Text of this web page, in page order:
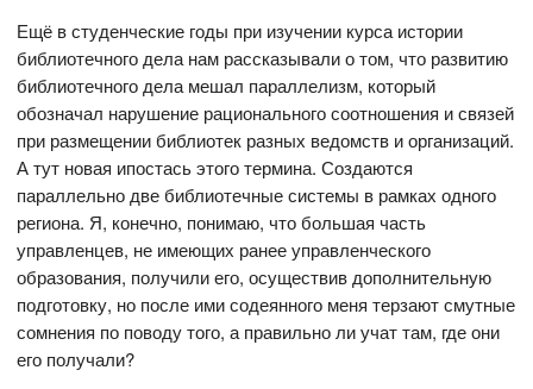
Ещё в студенческие годы при изучении курса истории
библиотечного дела нам рассказывали о том, что развитию
библиотечного дела мешал параллелизм, который
обозначал нарушение рационального соотношения и связей
при размещении библиотек разных ведомств и организаций.
А тут новая ипостась этого термина. Создаются
параллельно две библиотечные системы в рамках одного
региона. Я, конечно, понимаю, что большая часть
управленцев, не имеющих ранее управленческого
образования, получили его, осуществив дополнительную
подготовку, но после ими содеянного меня терзают смутные
сомнения по поводу того, а правильно ли учат там, где они
его получали?